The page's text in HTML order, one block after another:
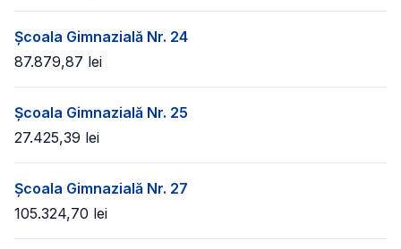
Școala Gimnazială Nr. 24
87.879,87 lei
Școala Gimnazială Nr. 25
27.425,39 lei
Școala Gimnazială Nr. 27
105.324,70 lei